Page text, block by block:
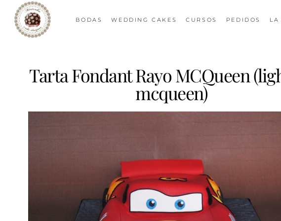
BODAS WEDDING CAKES CURSOS PEDIDOS LA
Tarta Fondant Rayo MCQueen
mcqueen)